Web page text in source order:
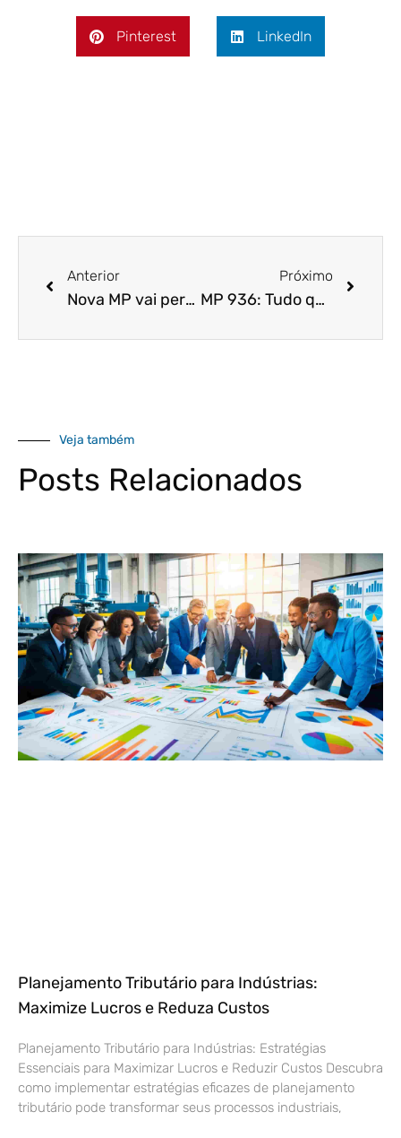
Pinterest LinkedIn
Anterior
Nova MP vai permitir redução da jornada ou de salários dos trabalhadores em até 70%
Próximo
MP 936: Tudo que você precisa saber sobre a redução de salários e suspensão de contratos
Veja também
Posts Relacionados
Planejamento Tributário para Indústrias:
Maximize Lucros e Reduza Custos
Planejamento Tributário para Indústrias: Estratégias
Essenciais para Maximizar Lucros e Reduzir Custos Descubra
como implementar estratégias eficazes de planejamento
tributário pode transformar seus processos industriais,